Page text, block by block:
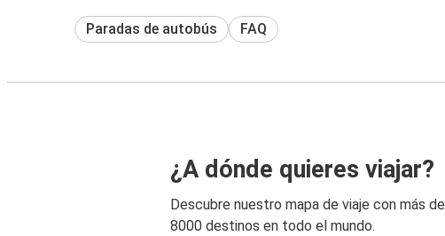
Paradas de autobús FAQ
¿A dónde quieres viajar?
Descubre nuestro mapa de viaje con más de
8000 destinos en todo el mundo.